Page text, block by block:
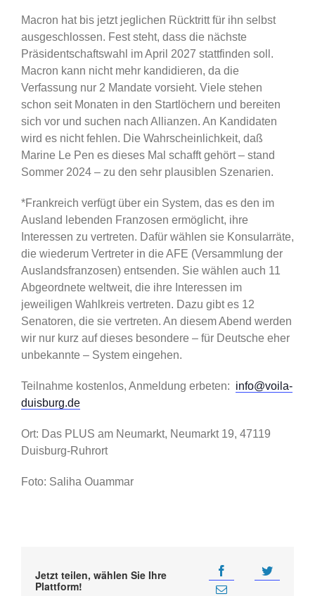
Macron hat bis jetzt jeglichen Rücktritt für ihn selbst
ausgeschlossen. Fest steht, dass die nächste
Präsidentschaftswahl im April 2027 stattfinden soll.
Macron kann nicht mehr kandidieren, da die
Verfassung nur 2 Mandate vorsieht. Viele stehen
schon seit Monaten in den Startlöchern und bereiten
sich vor und suchen nach Allianzen. An Kandidaten
wird es nicht fehlen. Die Wahrscheinlichkeit, daß
Marine Le Pen es dieses Mal schafft gehört – stand
Sommer 2024 – zu den sehr plausiblen Szenarien.
*Frankreich verfügt über ein System, das es den im
Ausland lebenden Franzosen ermöglicht, ihre
Interessen zu vertreten. Dafür wählen sie Konsularräte,
die wiederum Vertreter in die AFE (Versammlung der
Auslandsfranzosen) entsenden. Sie wählen auch 11
Abgeordnete weltweit, die ihre Interessen im
jeweiligen Wahlkreis vertreten. Dazu gibt es 12
Senatoren, die sie vertreten. An diesem Abend werden
wir nur kurz auf dieses besondere – für Deutsche eher
unbekannte – System eingehen.
Teilnahme kostenlos, Anmeldung erbeten: info@voila-
duisburg.de
Ort: Das PLUS am Neumarkt, Neumarkt 19, 47119
Duisburg-Ruhrort
Foto: Saliha Ouammar
Jetzt teilen, wählen Sie Ihre
Plattform!